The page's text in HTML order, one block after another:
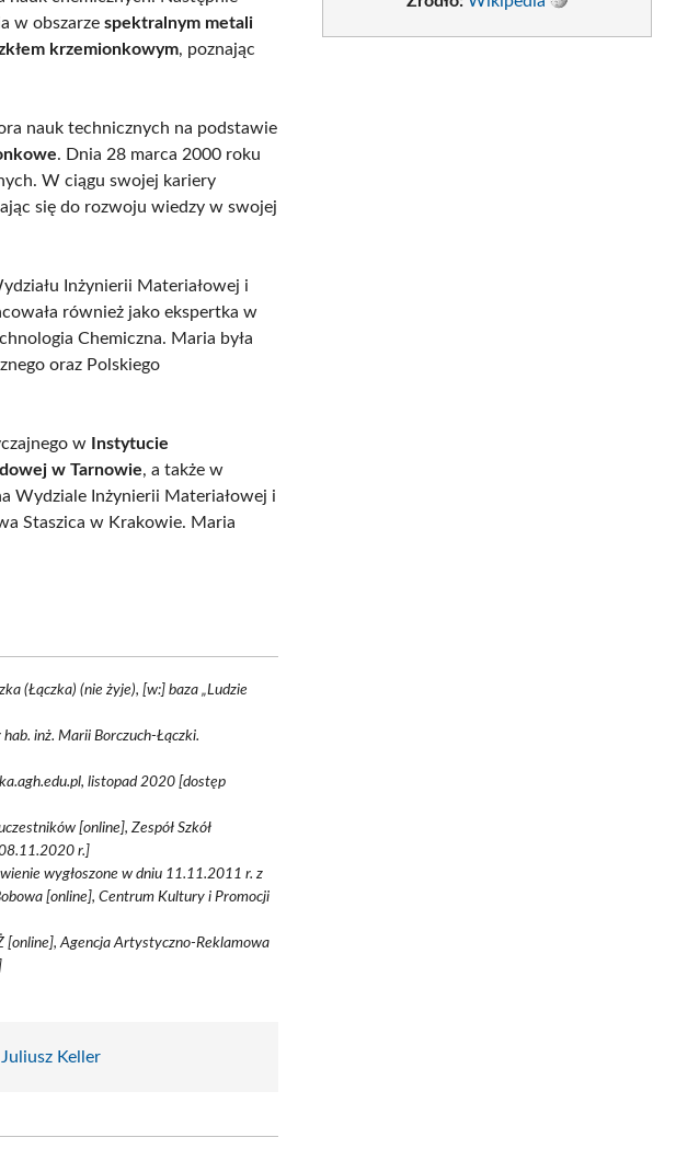
w obszarzespektralnym metali
krzemionkowym, poznając
nauk technicznych na podstawie
. Dnia 28 marca 2000 roku
W ciągu swojej kariery
się do rozwoju wiedzy w swojej
Inżynierii Materiałowej i
również jako ekspertka w
Chemiczna. Maria była
oraz Polskiego
w Instytucie
w Tarnowie, a także w
Wydziale Inżynierii Materiałowej i
Staszica w Krakowie. Maria
(Łączka) (nie żyje), [w:] baza „Ludzie
inż. Marii Borczuch-Łączki.
listopad 2020 [dostęp
[online], Zespół Szkół
r.]
wygłoszone w dniu 11.11.2011 r. z
[online], Centrum Kultury i Promocji
[online], Agencja Artystyczno-Reklamowa
Juliusz Keller